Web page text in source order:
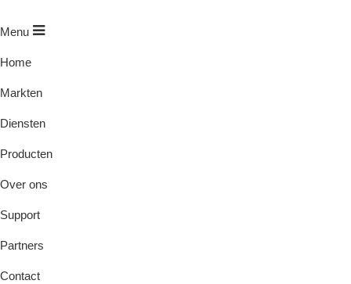
Menu
Home
Markten
Diensten
Producten
Over ons
Support
Partners
Contact